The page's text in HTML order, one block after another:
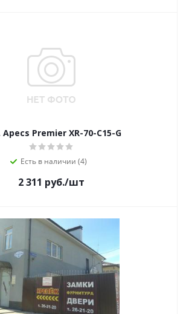
Premier XR-70-C15-G
Есть в наличии (4)
2 311 руб./шт